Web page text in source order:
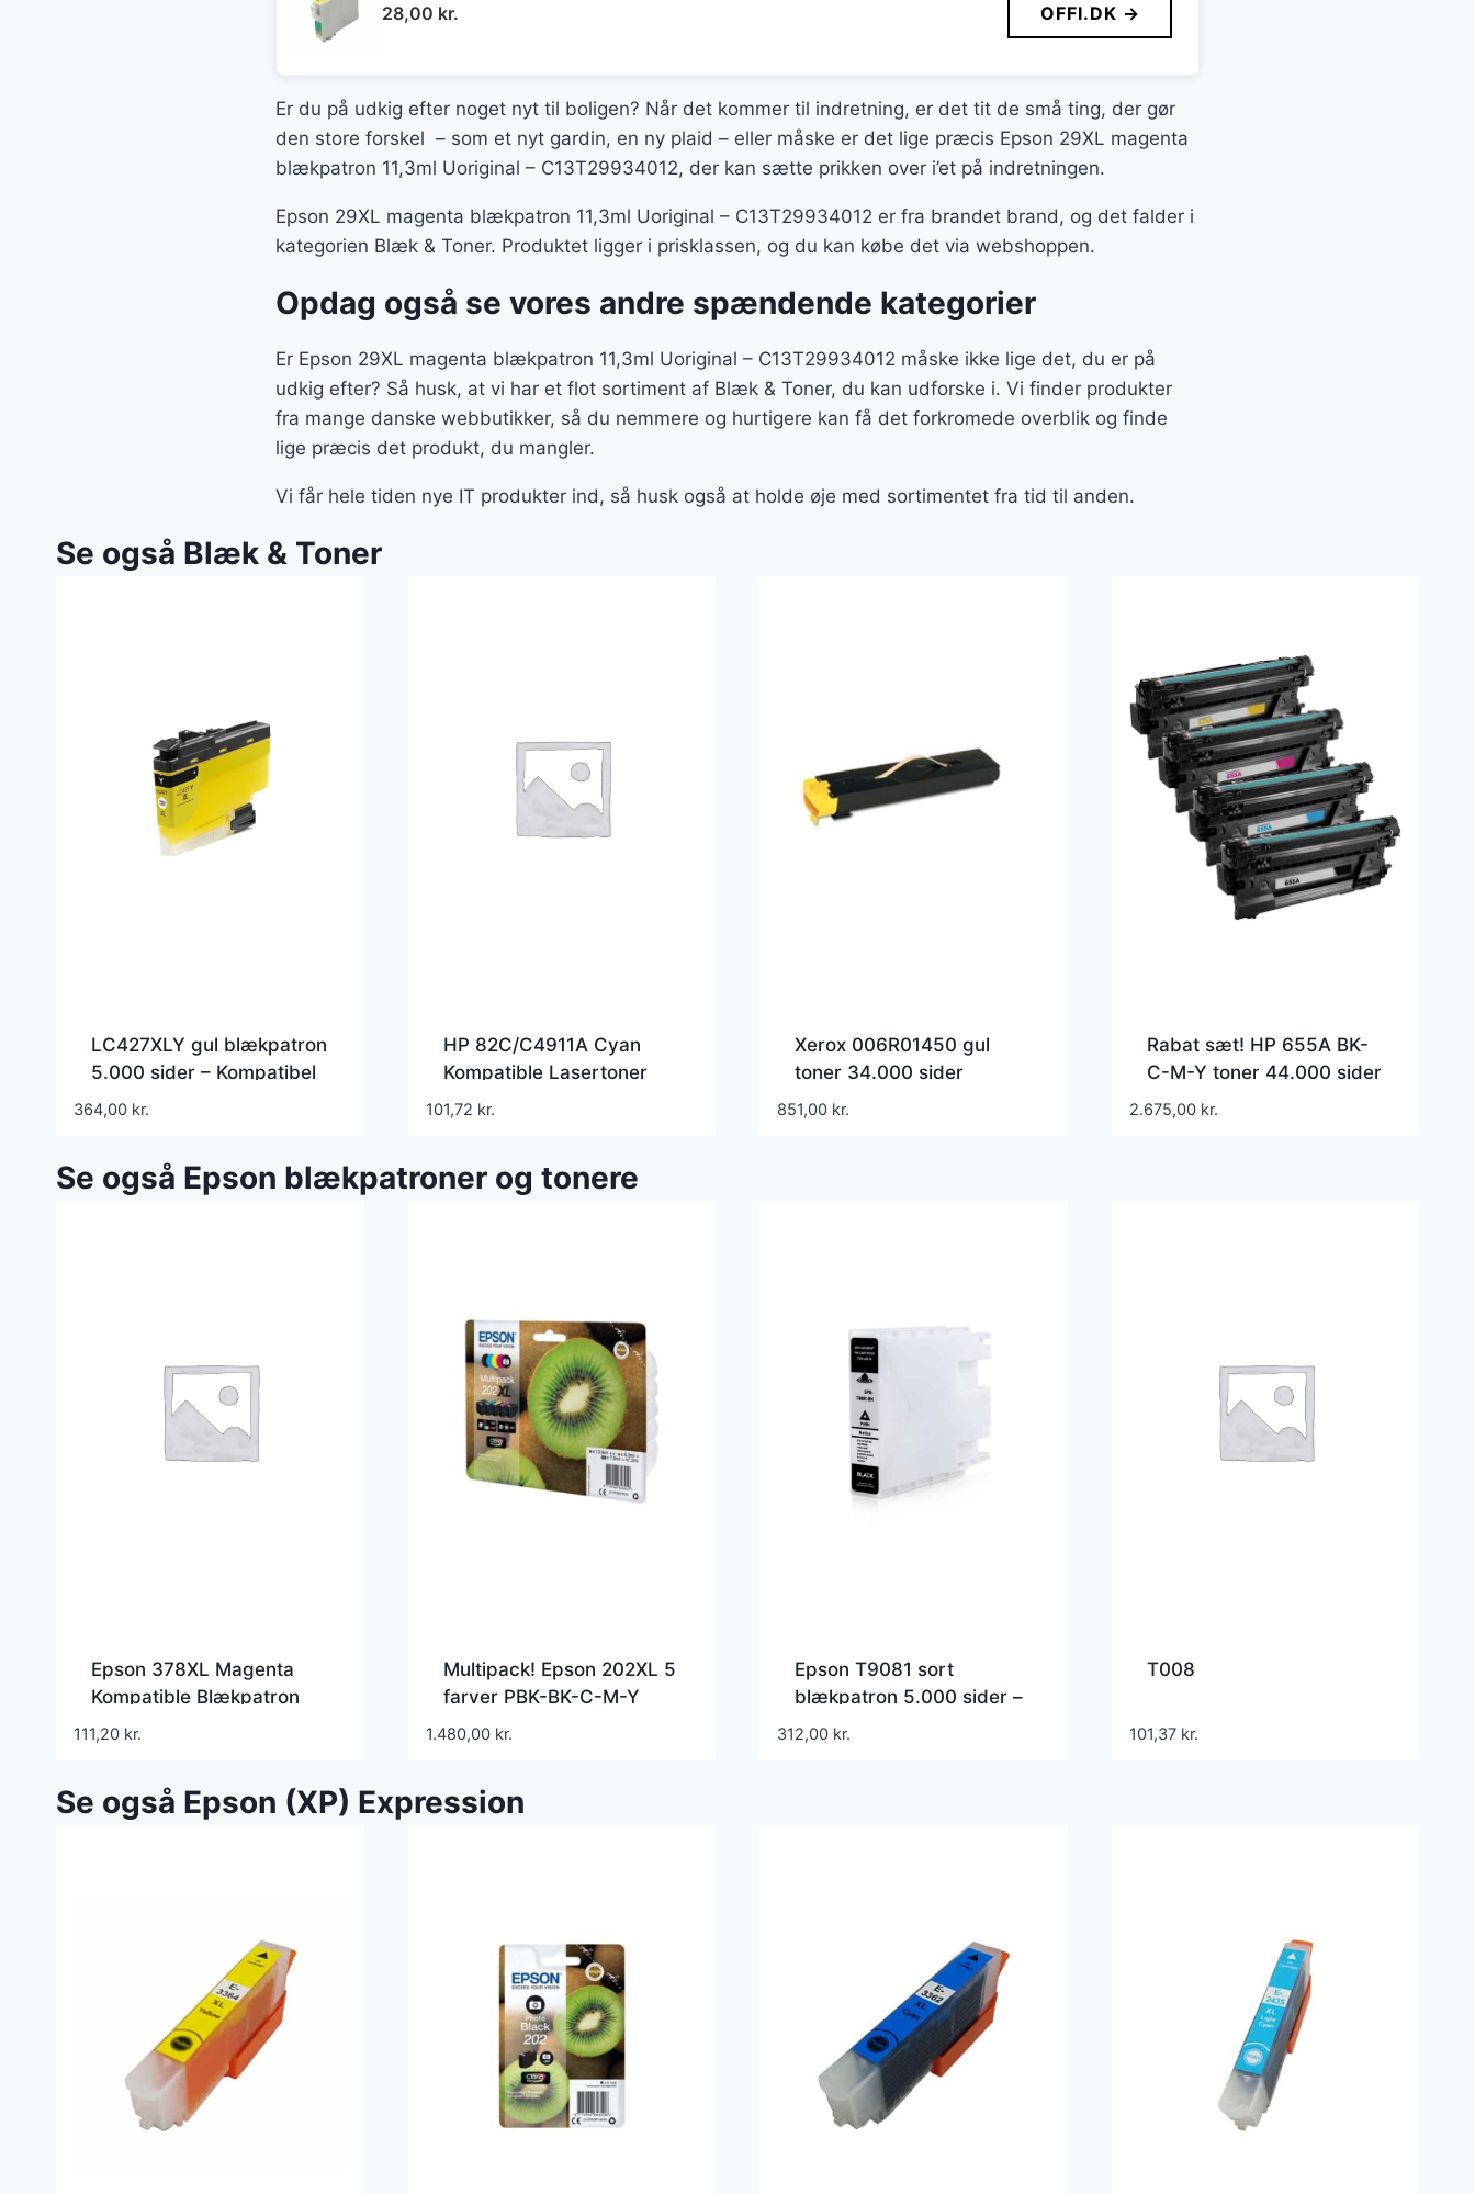
28,00 kr. OFFI.DK →
Er du på udkig efter noget nyt til boligen? Når det kommer til indretning, er det tit de små ting, der gør
den store forskel – som et nyt gardin, en ny plaid – eller måske er det lige præcis Epson 29XL magenta
blækpatron 11,3ml Uoriginal – C13T29934012, der kan sætte prikken over i’et på indretningen.
Epson 29XL magenta blækpatron 11,3ml Uoriginal – C13T29934012 er fra brandet brand, og det falder i
kategorien Blæk & Toner. Produktet ligger i prisklassen, og du kan købe det via webshoppen.
Opdag også se vores andre spændende kategorier
Er Epson 29XL magenta blækpatron 11,3ml Uoriginal – C13T29934012 måske ikke lige det, du er på
udkig efter? Så husk, at vi har et flot sortiment af Blæk & Toner, du kan udforske i. Vi finder produkter
fra mange danske webbutikker, så du nemmere og hurtigere kan få det forkromede overblik og finde
lige præcis det produkt, du mangler.
Vi får hele tiden nye IT produkter ind, så husk også at holde øje med sortimentet fra tid til anden.
Se også Blæk & Toner
LC427XLY gul blækpatron
5.000 sider – Kompatibel
Brother – LC427XLY
364,00 kr.
HP 82C/C4911A Cyan
Kompatible Lasertoner
101,72 kr.
Xerox 006R01450 gul
toner 34.000 sider
006R01450 – Kompatibel
851,00 kr.
Rabat sæt! HP 655A BK-
C-M-Y toner 44.000 sider
Kompatibel – CF450A –
2.675,00 kr.
Se også Epson blækpatroner og tonere
Epson 378XL Magenta
Kompatible Blækpatron
111,20 kr.
Multipack! Epson 202XL 5
farver PBK-BK-C-M-Y
original C13T02G74010
1.480,00 kr.
Epson T9081 sort
blækpatron 5.000 sider –
kompatibel C13T908140
312,00 kr.
T008
101,37 kr.
Se også Epson (XP) Expression